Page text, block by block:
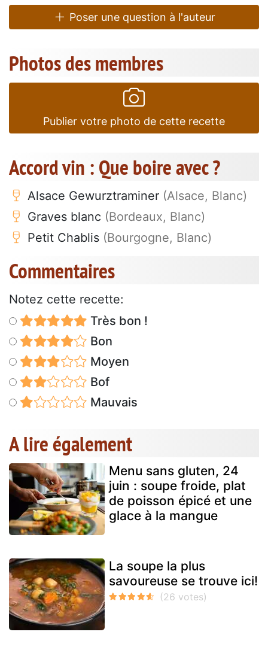
Poser une question à l'auteur
Photos des membres
Publier votre photo de cette recette
Accord vin : Que boire avec ?
Alsace Gewurztraminer (Alsace, Blanc)
Graves blanc (Bordeaux, Blanc)
Petit Chablis (Bourgogne, Blanc)
Commentaires
Notez cette recette:
Très bon !
Bon
Moyen
Bof
Mauvais
A lire également
Menu sans gluten, 24
juin : soupe froide, plat
de poisson épicé et une
glace à la mangue
La soupe la plus
savoureuse se trouve ici!